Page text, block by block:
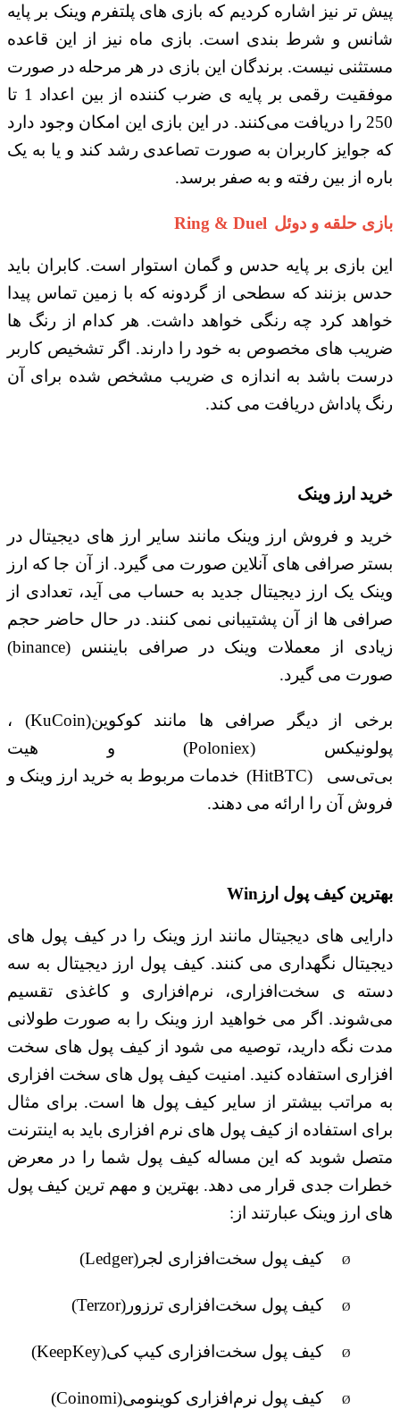
پیش تر نیز اشاره کردیم که بازی های پلتفرم وینک بر پایه
شانس و شرط بندی است. بازی ماه نیز از این قاعده
مستثنی نیست. برندگان این بازی در هر مرحله در صورت
موفقیت رقمی بر پایه ی ضرب ‌کننده از بین اعداد 1 تا
250 را دریافت می‌کنند. در این بازی این امکان وجود دارد
که جوایز کاربران به صورت تصاعدی رشد کند و یا به یک
باره از بین رفته و به صفر برسد.
بازی حلقه و دوئل Ring & Duel
این بازی بر پایه حدس و گمان استوار است. کابران باید
حدس بزنند که سطحی از گردونه که با زمین تماس پیدا
خواهد کرد چه رنگی خواهد داشت. هر کدام از رنگ ها
ضریب های مخصوص به خود را دارند. اگر تشخیص کاربر
درست باشد به اندازه ی ضریب مشخص شده برای آن
رنگ پاداش دریافت می کند.
خرید ارز وینک
خرید و فروش ارز وینک مانند سایر ارز های دیجیتال در
بستر صرافی های آنلاین صورت می گیرد. از آن جا که ارز
وینک یک ارز دیجیتال جدید به حساب می آید، تعدادی از
صرافی ها از آن پشتیبانی نمی کنند. در حال حاضر حجم
زیادی از معملات وینک در صرافی بایننس ( binance
)
صورت می گیرد.
برخی از دیگر صرافی ها مانند کوکوین(KuCoin)
پولونیکس (Poloniex)
و هیت
بی‌تی‌سی
(HitBTC)
خدمات مربوط به خرید ارز وینک و
فروش آن را ارائه می دهند.
بهترین کیف پول ارزWin
دارایی های دیجیتال مانند ارز وینک را در کیف پول های
دیجیتال نگهداری می کنند. کیف پول ارز دیجیتال به سه
دسته ی سخت‌افزاری، نرم‌افزاری و کاغذی تقسیم
می‌شوند. اگر می خواهید ارز وینک را به صورت طولانی
مدت نگه دارید، توصیه می شود از کیف پول های سخت
افزاری استفاده کنید. امنیت کیف پول های سخت افزاری
به مراتب بیشتر از سایر کیف پول ها است. برای مثال
برای استفاده از کیف پول های نرم افزاری باید به اینترنت
متصل شوبد که این مساله کیف پول شما را در معرض
خطرات جدی قرار می دهد. بهترین و مهم ترین کیف پول
های ارز وینک عبارتند از:
Ø کیف پول سخت‌افزاری لجر(Ledger)
Ø کیف پول سخت‌افزاری ترزور(Terzor)
Ø کیف پول سخت‌افزاری کیپ کی (KeepKey)
Ø کیف پول نرم‌افزاری کوینومی (Coinomi)